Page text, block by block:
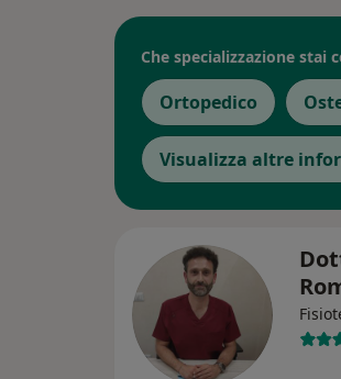
Che specializzazione stai
Ortopedico
Visualizza altre